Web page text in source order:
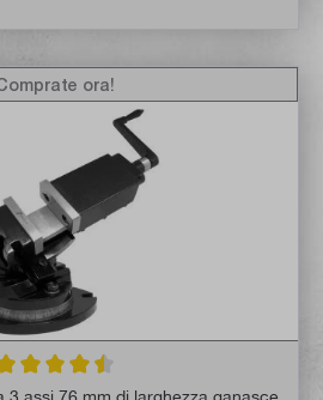
media di 4.5 su 5 stelle
ora!